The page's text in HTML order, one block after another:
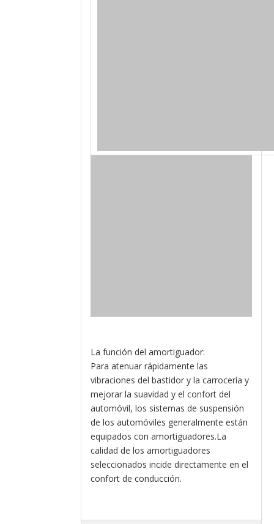
La función del amortiguador:
Para atenuar rápidamente las
vibraciones del bastidor y la carrocería y
mejorar la suavidad y el confort del
automóvil, los sistemas de suspensión
de los automóviles generalmente están
equipados con amortiguadores.La
calidad de los amortiguadores
seleccionados incide directamente en el
confort de conducción.